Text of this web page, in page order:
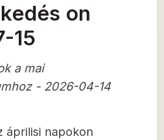
on
15
a mai
- 2026-04-14
áprilisi napokon